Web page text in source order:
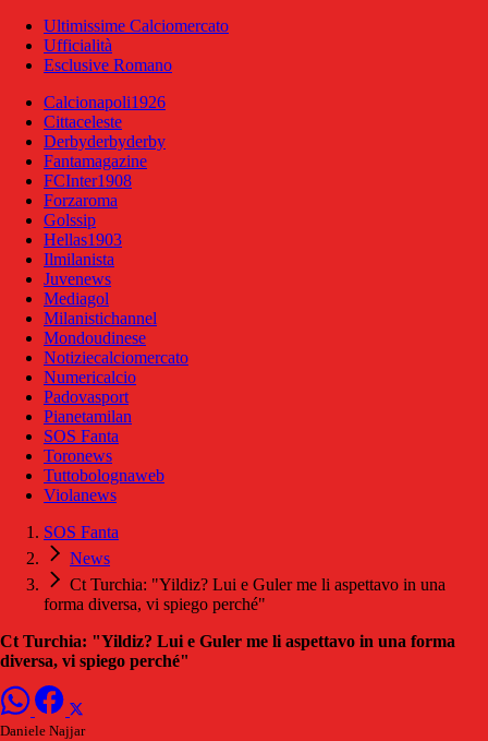
Ultimissime Calciomercato
Ufficialità
Esclusive Romano
Calcionapoli1926
Cittaceleste
Derbyderbyderby
Fantamagazine
FCInter1908
Forzaroma
Golssip
Hellas1903
Ilmilanista
Juvenews
Mediagol
Milanistichannel
Mondoudinese
Notiziecalciomercato
Numericalcio
Padovasport
Pianetamilan
SOS Fanta
Toronews
Tuttobolognaweb
Violanews
SOS Fanta
News
Ct Turchia: "Yildiz? Lui e Guler me li aspettavo in una
forma diversa, vi spiego perché"
Ct Turchia: "Yildiz? Lui e Guler me li aspettavo in una forma
diversa, vi spiego perché"
Daniele Najjar